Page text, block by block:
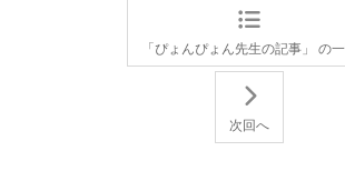
「ぴょんぴょん先生の記事」 の
次回へ